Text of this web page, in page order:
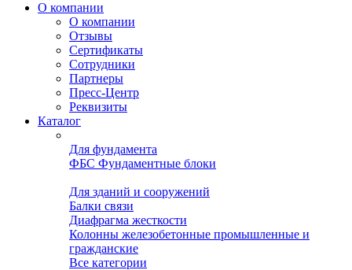
О компании
О компании
Отзывы
Сертификаты
Сотрудники
Партнеры
Пресс-Центр
Реквизиты
Каталог
Для фундамента
ФБС Фундаментные блоки
Для зданий и сооружений
Балки связи
Диафрагма жесткости
Колонны железобетонные промышленные и
гражданские
Все категории